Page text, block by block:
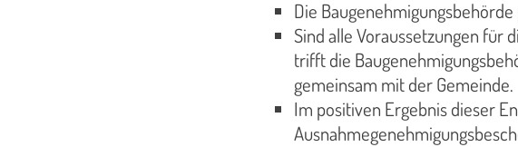
Die
Sind alle Voraussetzungen für
trifft die
gemeinsam mit der Gemeinde.
Im positiven Ergebnis dieser